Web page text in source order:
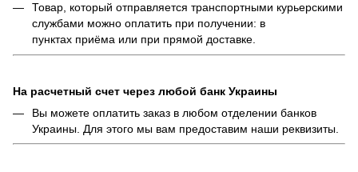
Товар, который отправляется транспортными курьерскими
службами можно оплатить при получении: в
пунктах приёма или при прямой доставке.
На расчетный счет через любой банк Украины
Вы можете оплатить заказ в любом отделении банков
Украины. Для этого мы вам предоставим наши реквизиты.